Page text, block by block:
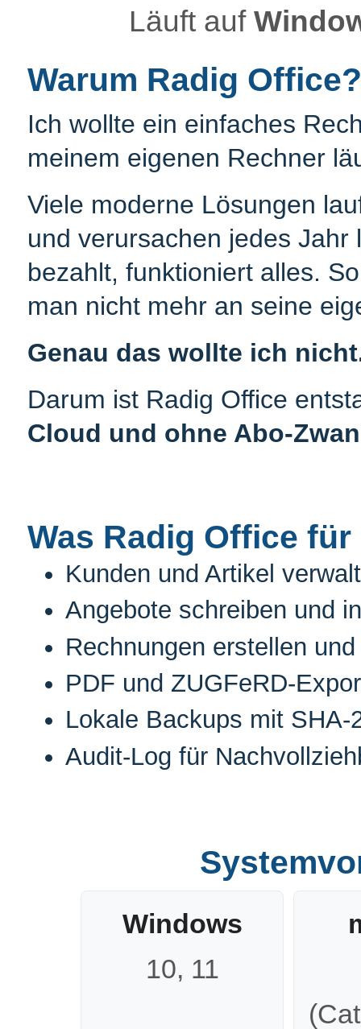
Läuft auf
Warum Radig Office?
Ich wollte ein einfaches
meinem eigenen Rechner
Viele moderne Lösungen
und verursachen jedes
bezahlt, funktioniert alles.
man nicht mehr an seine
Genau das wollte ich
Darum ist Radig Office
Cloud und ohne Abo-
Was Radig Office
Kunden und Artikel
Angebote schreiben und
Rechnungen erstellen
PDF und ZUGFeRD-
Lokale Backups mit SHA-
Audit-Log für
Windows
10, 11